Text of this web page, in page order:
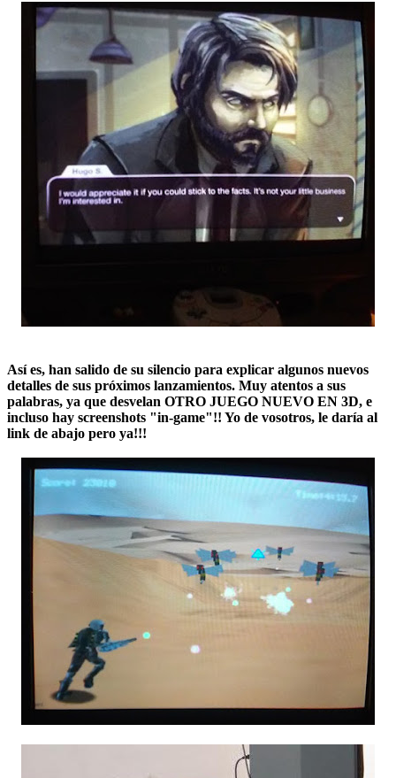
Así es, han salido de su silencio para explicar algunos nuevos
detalles de sus próximos lanzamientos. Muy atentos a sus
palabras, ya que desvelan OTRO JUEGO NUEVO EN 3D, e
incluso hay screenshots "in-game"!! Yo de vosotros, le daría al
link de abajo pero ya!!!